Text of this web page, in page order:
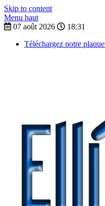
Skip to content
Menu haut
07 août 2026
18:31
Téléchargez notre